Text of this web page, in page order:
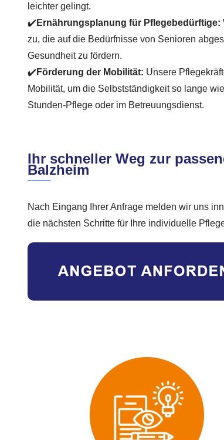
leichter gelingt.
✔️ Ernährungsplanung für Pflegebedürftige:
zu, die auf die Bedürfnisse von Senioren
Gesundheit zu fördern.
✔️ Förderung der Mobilität: Unsere
Mobilität, um die Selbstständigkeit so lange
Stunden-Pflege oder im Betreuungsdienst.
Ihr schneller Weg zur
Balzheim
Nach Eingang Ihrer Anfrage melden wir uns
die nächsten Schritte für Ihre individuelle